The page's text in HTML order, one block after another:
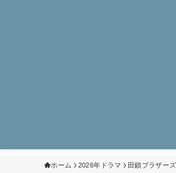
ホーム 2026年ドラマ 田鎖ブラザーズ